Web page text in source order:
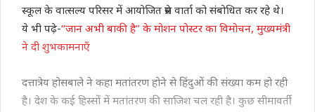
स्कूल के वात्सल्य परिसर में आयोजित प्रेस वार्ता को संबोधित कर रहे थे।
ये भी पढ़े-‘‘जान अभी बाकी है’’ के मोशन पोस्टर का विमोचन, मुख्यमंत्री
ने दी शुभकामनाएँ
दत्तात्रेय होसबाले ने कहा मतांतरण होने से हिंदुओं की संख्या कम हो रही
है। देश के कई हिस्सों में मतांतरण की साजिश चल रही है। कुछ सीमावर्ती